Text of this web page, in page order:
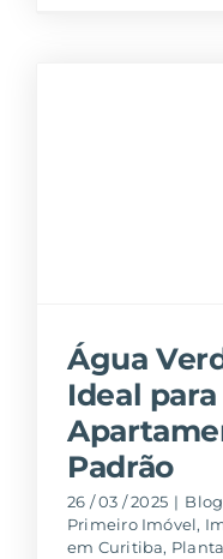
Água
Ideal
Padrão
26 / 03 / 2025 | Blog
Primeiro Imóvel,
em Curitiba,